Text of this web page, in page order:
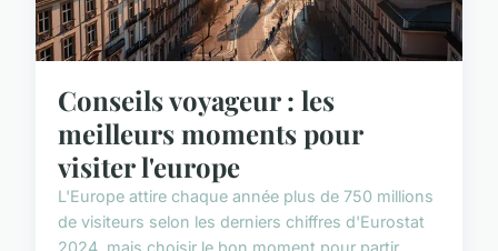
Conseils voyageur : les
meilleurs moments pour
visiter l'europe
L'Europe attire chaque année plus de 750 millions
de visiteurs selon les derniers chiffres d'Eurostat
2024, mais choisir le bon moment pour partir